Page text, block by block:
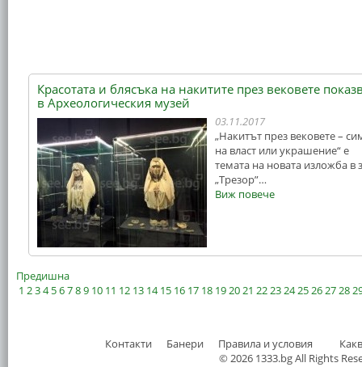
Красотата и блясъка на накитите през вековете
в Археологическия музей
03.11.2017
„Накитът през вековете –
на власт или украшение“ е
темата на новата изложба в
„Трезор”…
Виж повече
Предишна
1 234 56789 10 11 12 13 14 15 16 17 18 192021 22232425262728
Контакти Банери Правила и условия
© 2026 1333.bg All Rights